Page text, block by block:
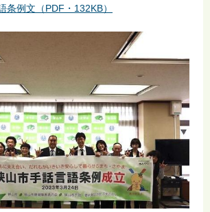
条例文（PDF・132KB）